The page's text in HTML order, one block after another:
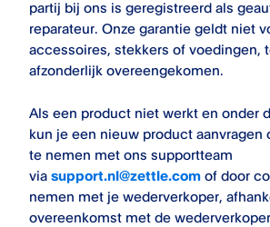
partij bij ons is geregistreerd als
reparateur. Onze garantie geldt niet
accessoires, stekkers of voedingen,
afzonderlijk overeengekomen.
Als een product niet werkt en onder
kun je een nieuw product aanvragen
te nemen met ons supportteam
via support.nl@zettle.com of door
nemen met je wederverkoper,
overeenkomst met de